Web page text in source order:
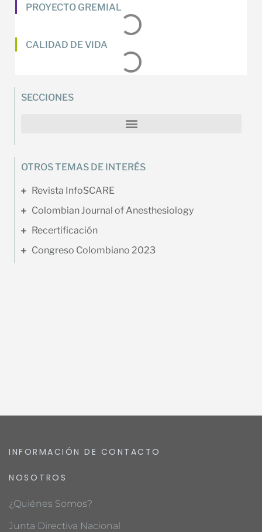
PROYECTO GREMIAL
CALIDAD DE VIDA
SECCIONES
OTROS TEMAS DE INTERÉS
Revista InfoSCARE
Colombian Journal of Anesthesiology
Recertificación
Congreso Colombiano 2023
INFORMACIÓN DE CONTACTO
NOSOTROS
¿Quiénes Somos?
Junta Directiva Nacional